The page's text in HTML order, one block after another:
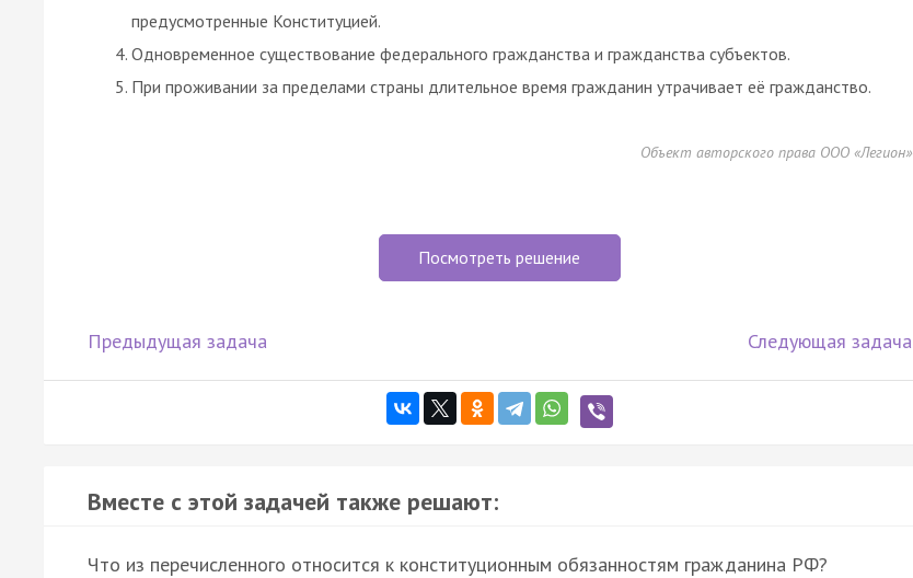
предусмотренные Конституцией.
Одновременное существование федерального гражданства и гражданства субъектов.
При проживании за пределами страны длительное время гражданин утрачивает её гражданство.
Объект авторского права ООО «Легион»
Посмотреть решение
Предыдущая задача Следующая задача
Вместе с этой задачей также решают:
Что из перечисленного относится к конституционным обязанностям гражданина РФ?